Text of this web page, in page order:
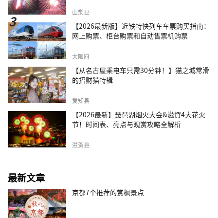
山梨县
【2026最新版】近铁特快列车车票购买指南：
网上购票、柜台购票和自动售票机购票
大阪府
【从名古屋乘电车只需30分钟！】猫之城常滑
的招财猫特辑
爱知县
【2026最新】琵琶湖烟火大会&滋賀4大花火
节！时间表、亮点与观赏攻略全解析
滋贺县
最新文章
京都7个推荐的赏枫景点